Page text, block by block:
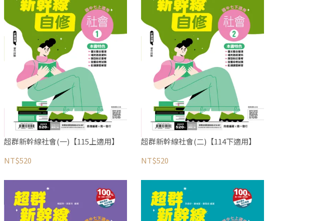
超群新幹線社會(一)【115上適用】
NT$520
超群新幹線社會(二)【114下適用】
NT$520